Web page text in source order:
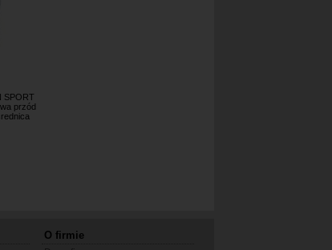
SPORT
przód
O firmie